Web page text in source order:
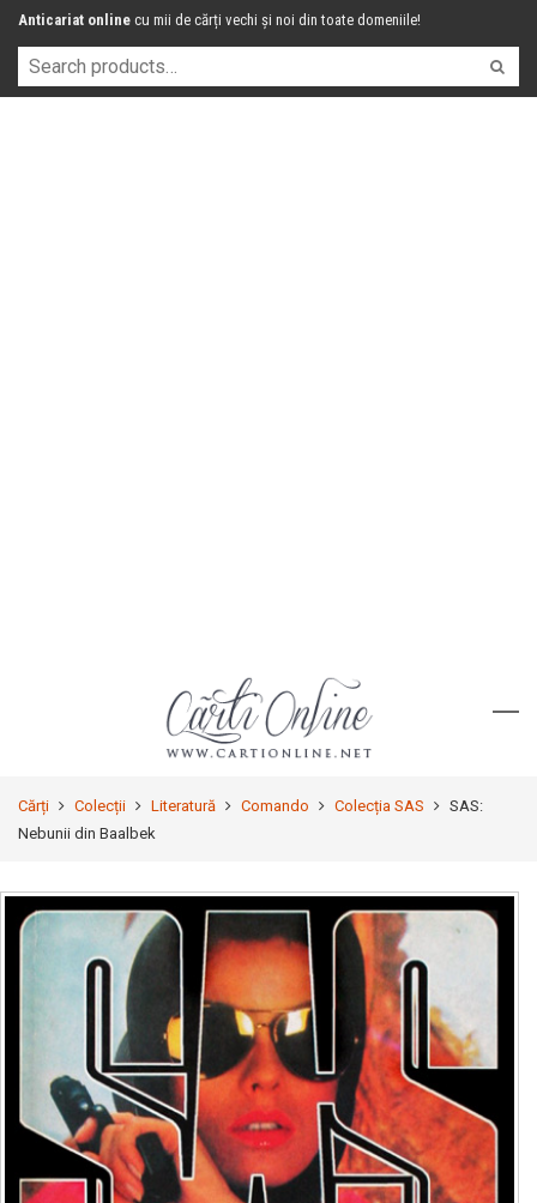
Anticariat online cu mii de cărți vechi și noi din toate domeniile!
Cărți Colecții Literatură Comando Colecția SAS
SAS:
Nebunii din Baalbek